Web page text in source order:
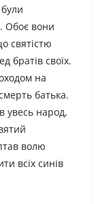
Обоє вони
святістю
братів своїх.
на
батька.
увесь народ,
волю
всіх синів